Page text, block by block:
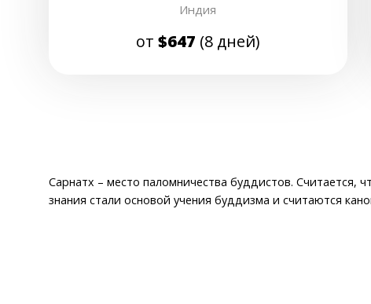
Индия
от $647 (8 дней)
Сарнатх – место паломничества буддистов. Считается,
знания стали основой учения буддизма и считаются